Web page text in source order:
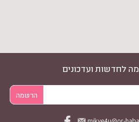
לחדשות ועדכונים